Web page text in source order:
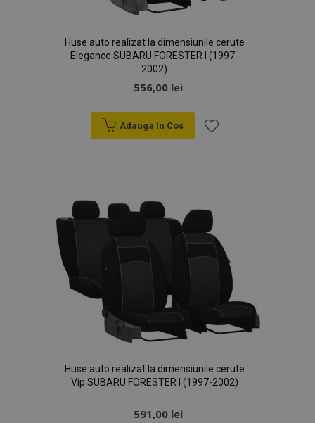
Huse auto realizat la dimensiunile cerute
Elegance SUBARU FORESTER I (1997-
2002)
556,00 lei
Adauga In Cos
Dorințe
Huse auto realizat la dimensiunile cerute
Vip SUBARU FORESTER I (1997-2002)
591,00 lei